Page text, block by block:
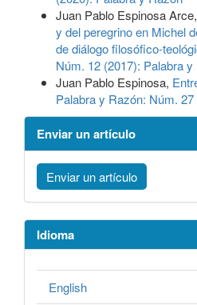
Juan Pablo Espinosa Arce,
y del peregrino en Michel
de diálogo filosófico-
Núm. 12 (2017): Palabra y
Juan Pablo Espinosa,
Palabra y Razón: Núm.
Enviar un artículo
Enviar un artículo
Idioma
English